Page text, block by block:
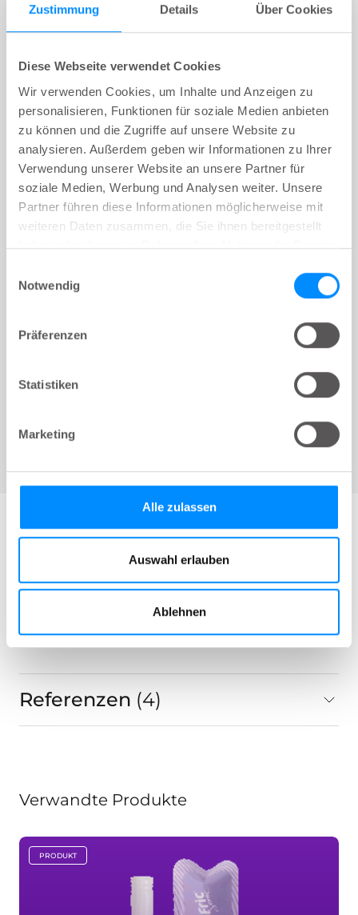
Zustimmung Details Über Cookies
Diese Webseite verwendet Cookies
Wir verwenden Cookies, um Inhalte und Anzeigen zu
personalisieren, Funktionen für soziale Medien anbieten
zu können und die Zugriffe auf unsere Website zu
analysieren. Außerdem geben wir Informationen zu Ihrer
Verwendung unserer Website an unsere Partner für
soziale Medien, Werbung und Analysen weiter. Unsere
Partner führen diese Informationen möglicherweise mit
weiteren Daten zusammen, die Sie ihnen bereitgestellt
haben oder die sie im Rahmen Ihrer Nutzung der Dienste
Notwendig
Präferenzen
Statistiken
Marketing
Alle zulassen
Auswahl erlauben
Ablehnen
419 14 00, 20636220 Nelaton 10 cm CH
14
Nelaton mit 2 Katheteraugen
LoFric® Elle™
418 10 00, 16387337 Nelaton 10 cm CH 10
418 12 00, 16387343 Nelaton 10 cm CH
12
418 14 00, 16387366 Nelaton 10 cm CH
Produktdatenblätter 1gesamt
Referenzen 4gesamt
Verwandte Produkte
key:global.content-type:
PRODUKT